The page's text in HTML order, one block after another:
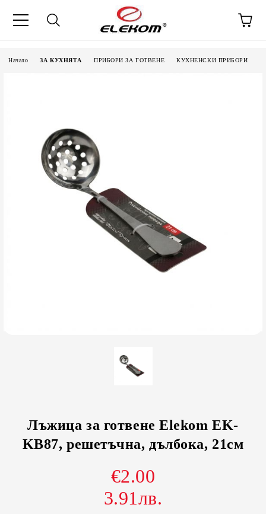
Начало ЗА КУХНЯТА ПРИБОРИ ЗА ГОТВЕНЕ КУХНЕНСКИ ПРИБОРИ
Лъжица за готвене Elekom EK-
KB87, решетъчна, дълбока, 21см
€2.00
3.91лв.